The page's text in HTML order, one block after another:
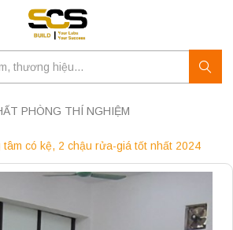
PHÒNG THÍ NGHIỆM
có kệ, 2 chậu rửa-giá tốt nhất 2024